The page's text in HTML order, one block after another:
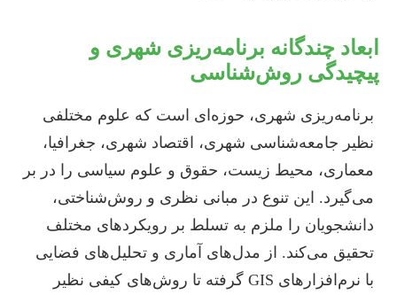
ابعاد چندگانه برنامه‌ریزی شهری و
پیچیدگی روش‌شناسی
برنامه‌ریزی شهری، حوزه‌ای است که علوم مختلفی
نظیر جامعه‌شناسی شهری، اقتصاد شهری، جغرافیا،
معماری، محیط زیست، حقوق و علوم سیاسی را در بر
می‌گیرد. این تنوع در مبانی نظری و روش‌شناختی،
دانشجویان را ملزم به تسلط بر رویکردهای مختلف
تحقیق می‌کند. از مدل‌های آماری و تحلیل‌های فضایی
با نرم‌افزارهای GIS گرفته تا روش‌های کیفی نظیر